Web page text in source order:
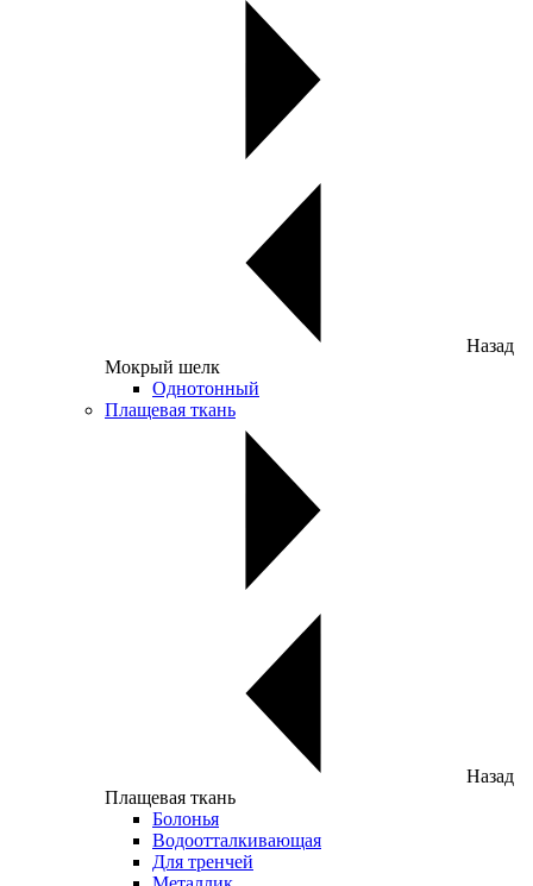
Назад
Мокрый шелк
Однотонный
Плащевая ткань
Назад
Плащевая ткань
Болонья
Водоотталкивающая
Для тренчей